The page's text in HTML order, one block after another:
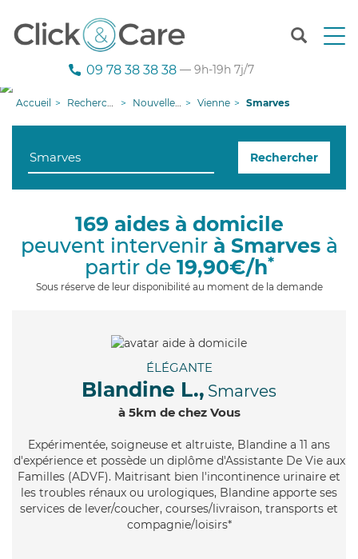
T
n
g
i
09 78 38 38 38 — 9h-19h 7j/7
Accueil Recherche aide à domicile Nouvelle-Aquitaine Vienne Smarves
Rechercher
169 aides à domicile
peuvent intervenir à Smarvesà
partir de 19,90€/h*
Sous réserve de leur disponibilité au moment de la demande
ÉLÉGANTE
Blandine L., Smarves
à 5km de chez Vous
Expérimentée, soigneuse et altruiste, Blandine a 11 ans
d'expérience et possède un diplôme d'Assistante De Vie aux
Familles (ADVF). Maitrisant bien l'incontinence urinaire et
les troubles rénaux ou urologiques, Blandine apporte ses
services de lever/coucher, courses/livraison, transports et
compagnie/loisirs*